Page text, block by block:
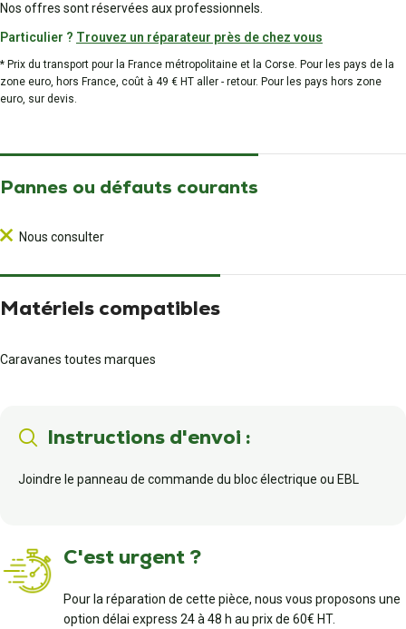
Nos offres sont réservées aux professionnels.
Particulier ? Trouvez un réparateur près de chez vous
* Prix du transport pour la France métropolitaine et la Corse. Pour les pays de la
zone euro, hors France, coût à 49 € HT aller - retour. Pour les pays hors zone
euro, sur devis.
Pannes ou défauts courants
Nous consulter
Matériels compatibles
Caravanes toutes marques
Instructions d'envoi :
Joindre le panneau de commande du bloc électrique ou EBL
C'est urgent ?
Pour la réparation de cette pièce, nous vous proposons une
option délai express 24 à 48 h au prix de 60€ HT.